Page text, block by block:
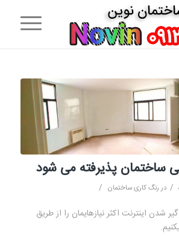
ساختمان پذیرفته می شود
/ در رنگ کاری ساختمان /
شدن اینترنت اکثر نیازهایمان را از طریق